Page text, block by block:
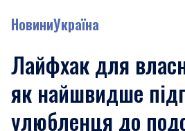
НовиниУкраїна
Лайфхак для
як найшвидше
улюбленця до